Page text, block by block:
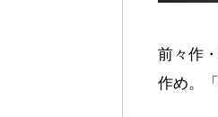
前々作
作め。